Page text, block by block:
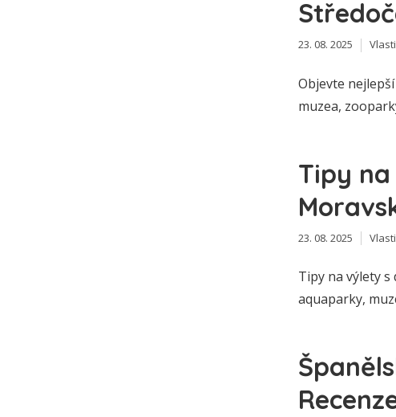
23. 08. 2025
Objevte
muzea,
Tipy
23. 08. 2025
Tipy na výlety
aquaparky,